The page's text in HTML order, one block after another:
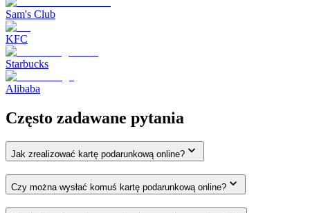
Sam's Club
KFC
Starbucks
Alibaba
Często zadawane pytania
Jak zrealizować kartę podarunkową online?
Czy można wysłać komuś kartę podarunkową online?